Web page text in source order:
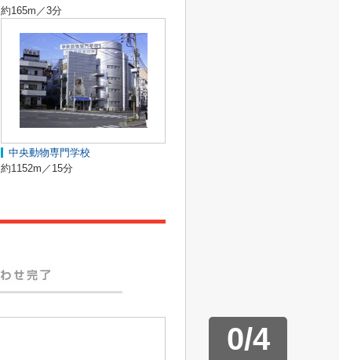
約165m／3分
中央動物専門学校
約1152m／15分
0/4